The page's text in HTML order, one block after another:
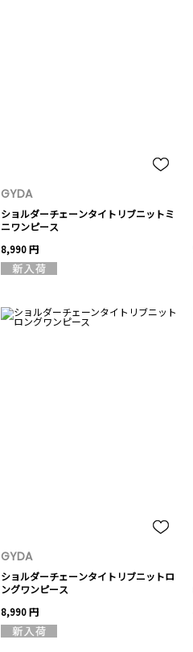
GYDA
ショルダーチェーンタイトリブニットミ
ニワンピース
8,990 円
GYDA
ショルダーチェーンタイトリブニットロ
ングワンピース
8,990 円